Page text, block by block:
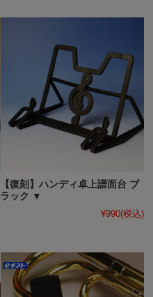
【復刻】ハンディ卓上譜面台 ブ
ラック ▼
¥990(税込)